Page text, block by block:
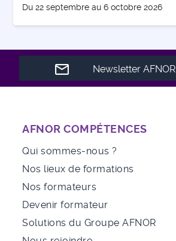
Du 22 septembre au 6 octobre 2026
Newsletter AFNOR
AFNOR COMPÉTENCES
Qui sommes-nous ?
Nos lieux de formations
Nos formateurs
Devenir formateur
Solutions du Groupe AFNOR